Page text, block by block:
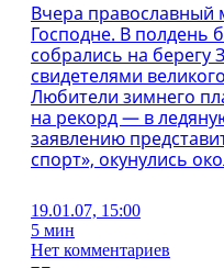
Вчера
Господне. В полдень
собрались на берегу
свидетелями
Любители зимнего
на рекорд — в
заявлению
спорт», окунулись
19.01.07, 15:00
5 мин
Нет комментариев